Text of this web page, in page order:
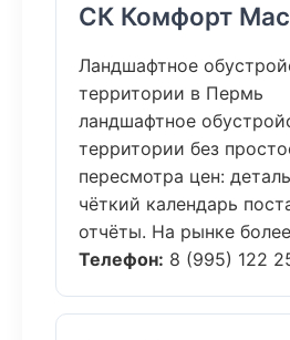
СК Комфорт
Ландшафтное
территории в Пермь
ландшафтное
территории без
пересмотра цен:
чёткий календарь
отчёты. На рынке
Телефон: 8 (995) 122